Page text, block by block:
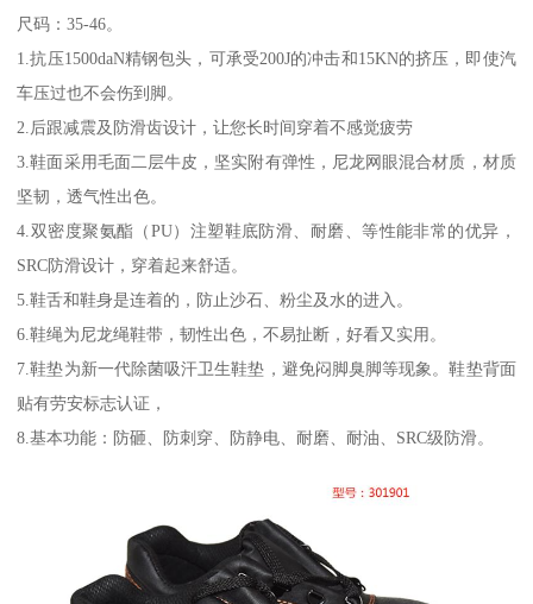
尺码：35-46。
1.抗压1500daN精钢包头，可承受200J的冲击和15KN的挤压，即使汽
车压过也不会伤到脚。
2.后跟减震及防滑齿设计，让您长时间穿着不感觉疲劳
3.鞋面采用毛面二层牛皮，坚实附有弹性，尼龙网眼混合材质，材质
坚韧，透气性出色。
4.双密度聚氨酯（PU）注塑鞋底防滑、耐磨、等性能非常的优异，
SRC防滑设计，穿着起来舒适。
5.鞋舌和鞋身是连着的，防止沙石、粉尘及水的进入。
6.鞋绳为尼龙绳鞋带，韧性出色，不易扯断，好看又实用。
7.鞋垫为新一代除菌吸汗卫生鞋垫，避免闷脚臭脚等现象。鞋垫背面
贴有劳安标志认证，
8.基本功能：防砸、防刺穿、防静电、耐磨、耐油、SRC级防滑。